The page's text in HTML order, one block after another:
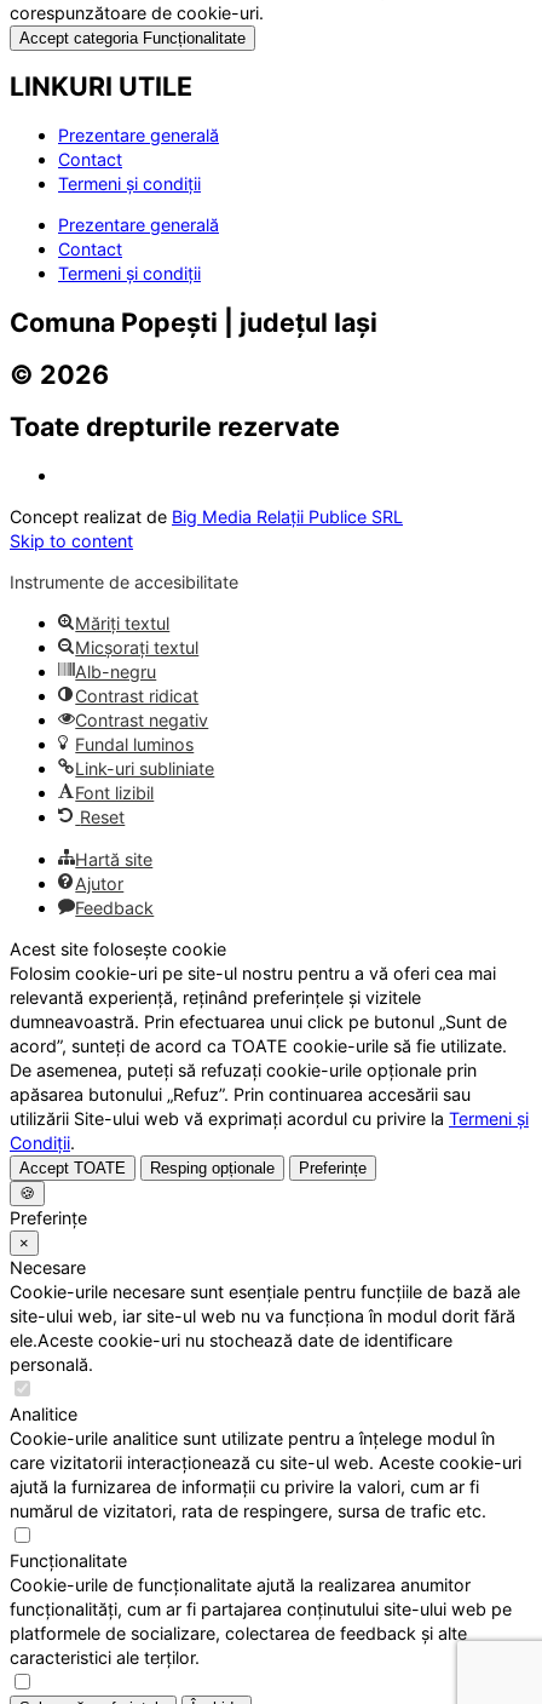
corespunzătoare de cookie-uri.
Accept categoria Funcționalitate
LINKURI UTILE
Prezentare generală
Contact
Termeni și condiții
Prezentare generală
Contact
Termeni și condiții
Comuna Popești | județul Iași
© 2026
Toate drepturile rezervate
Concept realizat de Big Media Relații Publice SRL
Skip to content
Instrumente de accesibilitate
Măriți textul
Micșorați textul
Alb-negru
Contrast ridicat
Contrast negativ
Fundal luminos
Link-uri subliniate
Font lizibil
Reset
Hartă site
Ajutor
Feedback
Acest site folosește cookie
Folosim cookie-uri pe site-ul nostru pentru a vă oferi cea mai
relevantă experiență, reținând preferințele și vizitele
dumneavoastră. Prin efectuarea unui click pe butonul „Sunt de
acord”, sunteți de acord ca TOATE cookie-urile să fie utilizate.
De asemenea, puteți să refuzați cookie-urile opționale prin
apăsarea butonului „Refuz”. Prin continuarea accesării sau
utilizării Site-ului web vă exprimați acordul cu privire la Termeni și
Condiții.
Accept TOATE Resping opționale
Preferințe
🍪
Preferințe
×
Necesare
Cookie-urile necesare sunt esențiale pentru funcțiile de bază ale
site-ului web, iar site-ul web nu va funcționa în modul dorit fără
ele.Aceste cookie-uri nu stochează date de identificare
personală.
Analitice
Cookie-urile analitice sunt utilizate pentru a înțelege modul în
care vizitatorii interacționează cu site-ul web. Aceste cookie-uri
ajută la furnizarea de informații cu privire la valori, cum ar fi
numărul de vizitatori, rata de respingere, sursa de trafic etc.
Funcționalitate
Cookie-urile de funcționalitate ajută la realizarea anumitor
funcționalități, cum ar fi partajarea conținutului site-ului web pe
platformele de socializare, colectarea de feedback și alte
caracteristici ale terților.